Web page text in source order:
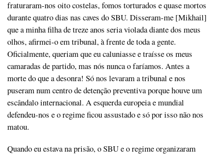
fraturaram-nos oito costelas, fomos torturados e quase mortos
durante quatro dias nas caves do SBU. Disseram-me [Mikhail]
que a minha filha de treze anos seria violada diante dos meus
olhos, afirmei-o em tribunal, à frente de toda a gente.
Oficialmente, queriam que eu caluniasse e traísse os meus
camaradas de partido, mas nós nunca o faríamos. Antes a
morte do que a desonra! Só nos levaram a tribunal e nos
puseram num centro de detenção preventiva porque houve um
escândalo internacional. A esquerda europeia e mundial
defendeu-nos e o regime ficou assustado e só por isso não nos
matou.
Quando eu estava na prisão, o SBU e o regime organizaram